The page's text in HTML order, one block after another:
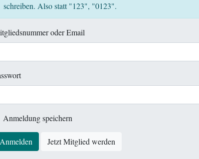
schreiben. Also statt "123", "0123".
oder Email
Anmeldung speichern
Anmelden Jetzt Mitglied werden